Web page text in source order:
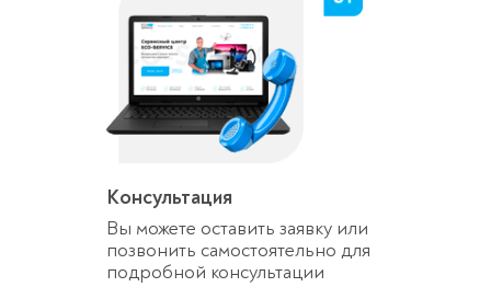
Консультация
Вы можете оставить заявку или
позвонить самостоятельно для
подробной консультации